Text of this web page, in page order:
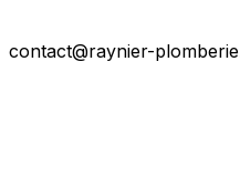
contact@raynier-